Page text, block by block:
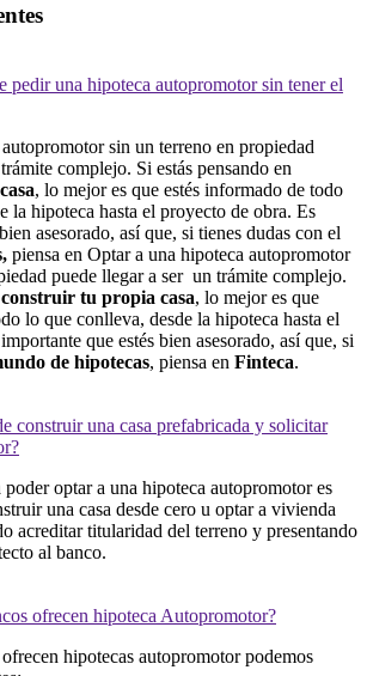
pedir una hipoteca autopromotor sin tener el
sin un terreno en propiedad
complejo. Si estás pensando en
, lo mejor es que estés informado de todo
la hipoteca hasta el proyecto de obra. Es
asesorado, así que, si tienes dudas con el
piensa en Optar a una hipoteca autopromotor
puede llegar a ser un trámite complejo.
construir tu propia casa, lo mejor es que
lo que conlleva, desde la hipoteca hasta el
que estés bien asesorado, así que, si
de hipotecas, piensa en Finteca.
construir una casa prefabricada y solicitar
optar a una hipoteca autopromotor es
una casa desde cero u optar a vivienda
acreditar titularidad del terreno y presentando
al banco.
ofrecen hipoteca Autopromotor?
hipotecas autopromotor podemos